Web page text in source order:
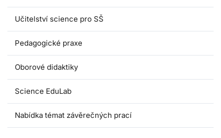
Učitelství science pro SŠ
Pedagogické praxe
Oborové didaktiky
Science EduLab
Nabídka témat závěrečných prací